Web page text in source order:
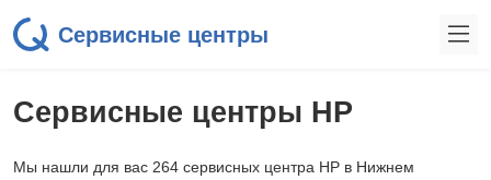
Сервисные центры
Сервисные центры HP
Мы нашли для вас 264 сервисных центра HP в Нижнем